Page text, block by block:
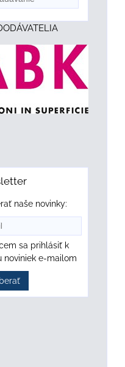
naše novinky:
sa prihlásiť k
noviniek e-mailom